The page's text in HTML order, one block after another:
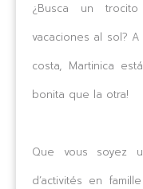
¿Busca un
vacaciones al sol?
costa, Martinica
bonita que la otra!
Que vous soyez
d’activités en